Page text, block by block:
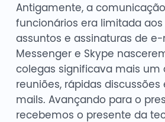
Antigamente, a
funcionários era limitada
assuntos e assinaturas de
Messenger e Skype
colegas significava mais um
reuniões, rápidas
mails. Avançando para o
recebemos o presente da